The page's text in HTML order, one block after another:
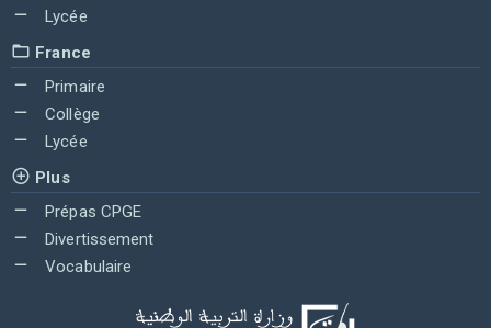
Lycée
France
Primaire
Collège
Lycée
Plus
Prépas CPGE
Divertissement
Vocabulaire